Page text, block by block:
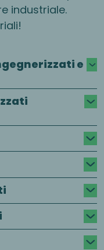
industriale.
e